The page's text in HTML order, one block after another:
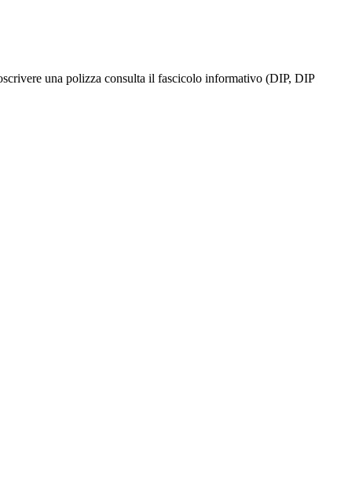
una polizza consulta il fascicolo informativo (DIP, DIP